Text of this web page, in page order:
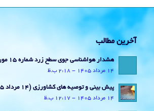
آخرین مطالب
هشدار هواشناسی جوی سطح زرد شماره 15 مورخ 14 مرداد 1405
14 مرداد 1405 - 2:18 ب.ظ
پیش بینی و توصیه های کشاورزی (14 مرداد ۱۴۰۵)
14 مرداد 1405 - 12:17 ب.ظ